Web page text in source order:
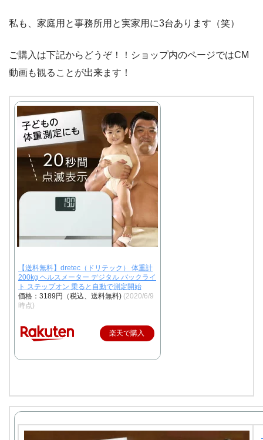
私も、家庭用と事務所用と実家用に3台あります（笑）
ご購入は下記からどうぞ！！ショップ内のページではCM
動画も観ることが出来ます！
【送料無料】dretec（ドリテック） 体重計
200kg ヘルスメーター デジタル バックライ
ト ステップオン 乗ると自動で測定開始
価格：3189円（税込、送料無料) (2020/6/9
時点)
楽天で購入